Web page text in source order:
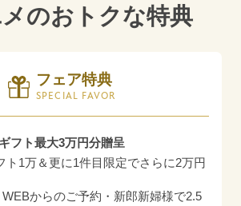
のおトクな特典
フェア特典
SPECIAL FAVOR
フト最大3万円分贈呈
ト1万＆更に1件目限定でさらに2万円
からのご予約・新郎新婦様で2.5